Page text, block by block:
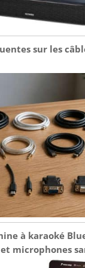
sur les
à karaoké
microphones